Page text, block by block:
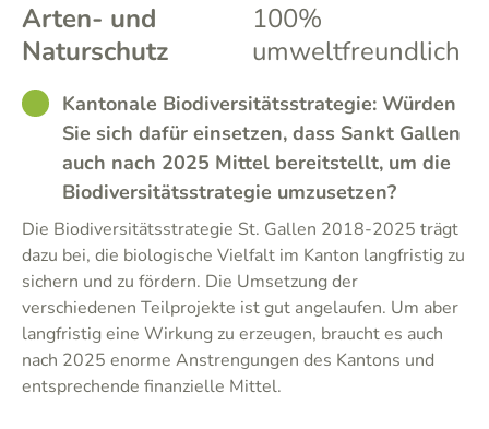
Arten- und
Naturschutz
100%
umweltfreundlich
GOODKantonale Biodiversitätsstrategie: Würden
Sie sich dafür einsetzen, dass Sankt Gallen
auch nach 2025 Mittel bereitstellt, um die
Biodiversitätsstrategie umzusetzen?
Die Biodiversitätsstrategie St. Gallen 2018-2025 trägt
dazu bei, die biologische Vielfalt im Kanton langfristig zu
sichern und zu fördern. Die Umsetzung der
verschiedenen Teilprojekte ist gut angelaufen. Um aber
langfristig eine Wirkung zu erzeugen, braucht es auch
nach 2025 enorme Anstrengungen des Kantons und
entsprechende finanzielle Mittel.